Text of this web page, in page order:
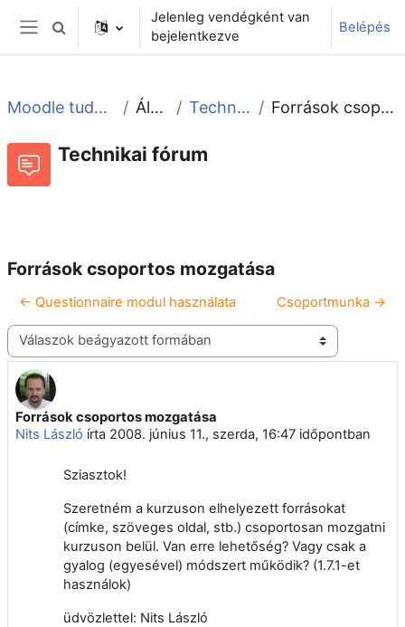
Tovább a fő tartalomhoz
Oldalpanel
Keresési bemeneti adatok váltása
Jelenleg vendégként van
bejelentkezve
Belépés
Moodle tudástár és fórum Általános Technikai fórum Források csoportos mozgatása
Technikai fórum
Források csoportos mozgatása
← Questionnaire modul használata Csoportmunka →
Megjelenítési mód
Források csoportos mozgatása
Nits László írta 2008. június 11., szerda, 16:47 időpontban
Válaszok szám: 2
Sziasztok!
Szeretném a kurzuson elhelyezett forrásokat
(címke, szöveges oldal, stb.) csoportosan mozgatni
kurzuson belül. Van erre lehetőség? Vagy csak a
gyalog (egyesével) módszert működik? (1.7.1-et
használok)
üdvözlettel: Nits László